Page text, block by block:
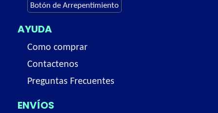
Botón de Arrepentimiento
AYUDA
Como comprar
Contactenos
Preguntas Frecuentes
ENVÍOS